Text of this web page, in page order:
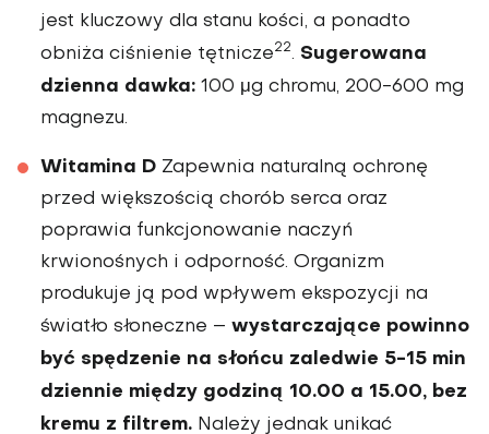
jest kluczowy dla stanu kości, a ponadto
obniża ciśnienie tętnicze22. Sugerowana
dzienna dawka: 100 μg chromu, 200-600 mg
magnezu.
Witamina D Zapewnia naturalną ochronę
przed większością chorób serca oraz
poprawia funkcjonowa­nie naczyń
krwionośnych i odpor­ność. Organizm
produkuje ją pod wpływem ekspozycji na
światło słoneczne – wystarczające powinno
być spędzenie na słońcu zaledwie 5-15 min
dziennie między godziną 10.00 a 15.00, bez
kremu z filtrem. Należy jednak unikać